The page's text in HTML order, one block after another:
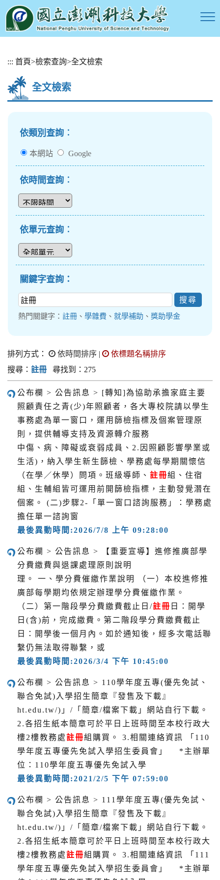
::: 首頁>檢索查詢>全文檢索
全文檢索
依類別查詢︰
本網站 Google
依時間查詢︰
依單元查詢︰
關鍵字查詢：
熱門關鍵字： 註冊 、 學雜費 、 就學補助 、 獎助學金
排列方式： 依時間排序 |
依標題名稱排序
搜尋： 註冊 尋找到：275
公布欄 > 公告訊息 > [轉知]為協助承擔家庭主要
照顧責任之青(少)年照顧者，各大專校院請以學生
事務處為單一窗口，運用篩檢指標及個案管理原
則，提供輔導支持及資源轉介服務
中傷、病、障礙或衰弱成員、2.因照顧影響學業或
生活)，納入學生新生篩檢、學務處每學期關懷信
（在學／休學）問項。班級導師、 註冊組、住宿
組、生輔組皆可運用前開篩檢指標，主動發覺潛在
個案。 (二)步驟2-「單一窗口諮詢服務」：學務處
擔任單一諮詢窗
最後異動時間:2026/7/8 上午 09:28:00
公布欄 > 公告訊息 > 【重要宣導】進修推廣部學
分費繳費與退課處理原則說明
理。 一、學分費催繳作業說明 （一）本校進修推
廣部每學期均依規定辦理學分費催繳作業。
（二）第一階段學分費繳費截止日/註冊 日：開學
日(含)前，完成繳費。第二階段學分費繳費截止
日：開學後一個月內。如於通知後，經多次電話聯
繫仍無法取得聯繫，或
最後異動時間:2026/3/4 下午 10:45:00
公布欄 > 公告訊息 > 110學年度五專(優先免試、
聯合免試)入學招生簡章『發售及下載』
ht.edu.tw/)」/「簡章/檔案下載」網站自行下載。
2.各招生紙本簡章可於平日上班時間至本校行政大
樓2樓教務處註冊組購買。 3.相關連絡資訊 「110
學年度五專優先免試入學招生委員會」 *主辦單
位：110學年度五專優先免試入學
最後異動時間:2021/2/5 下午 07:59:00
公布欄 > 公告訊息 > 111學年度五專(優先免試、
聯合免試)入學招生簡章『發售及下載』
ht.edu.tw/)」/「簡章/檔案下載」網站自行下載。
2.各招生紙本簡章可於平日上班時間至本校行政大
樓2樓教務處註冊組購買。 3.相關連絡資訊 「111
學年度五專優先免試入學招生委員會」 *主辦單